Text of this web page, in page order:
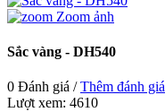
Zoom ảnh
Sắc vàng - DH540
0 Đánh giá /Thêm đánh giá
Lượt xem: 4610